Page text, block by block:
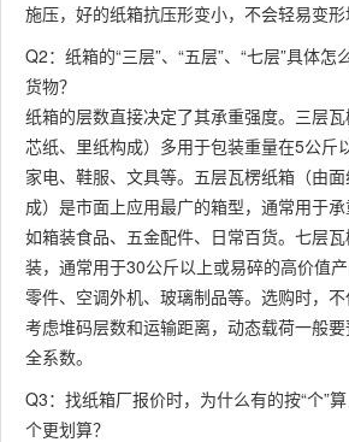
施压，好的纸箱抗压形变小，不会轻易变形
Q2：纸箱的“三层”、“五层”、“七层”具体
货物？
纸箱的层数直接决定了其承重强度。三层瓦
芯纸、里纸构成）多用于包装重量在5公斤
家电、鞋服、文具等。五层瓦楞纸箱（由
成）是市面上应用最广的箱型，通常用于承
如箱装食品、五金配件、日常百货。七层
装，通常用于30公斤以上或易碎的高价值
零件、空调外机、玻璃制品等。选购时，
考虑堆码层数和运输距离，动态载荷一般
全系数。
Q3：找纸箱厂报价时，为什么有的按“个”
个更划算？